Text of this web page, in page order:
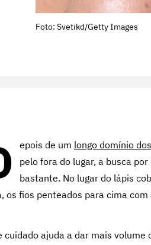
Foto: Svetikd/Getty Images
epois de um longo domínio
pelo fora do lugar, a busca por
bastante. No lugar do lápis
os fios penteados para cima com
cuidado ajuda a dar mais